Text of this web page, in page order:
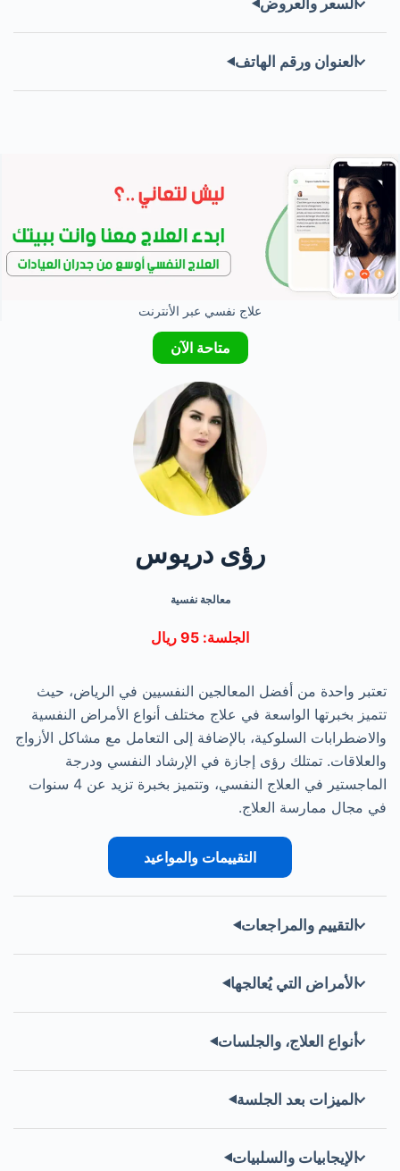
العنوان ورقم الهاتف
علاج نفسي عبر الأنترنت
متاحة الآن
رؤى دريوس
معالجة نفسية
الجلسة: 95 ريال
تعتبر واحدة من أفضل المعالجين النفسيين في الرياض، حيث
تتميز بخبرتها الواسعة في علاج مختلف أنواع الأمراض النفسية
والاضطرابات السلوكية، بالإضافة إلى التعامل مع مشاكل الأزواج
والعلاقات. تمتلك رؤى إجازة في الإرشاد النفسي ودرجة
الماجستير في العلاج النفسي، وتتميز بخبرة تزيد عن 4 سنوات
في مجال ممارسة العلاج.
التقييمات والمواعيد
التقييم والمراجعات
الأمراض التي يُعالجها
أنواع العلاج، والجلسات
الميزات بعد الجلسة
الإيجابيات والسلبيات